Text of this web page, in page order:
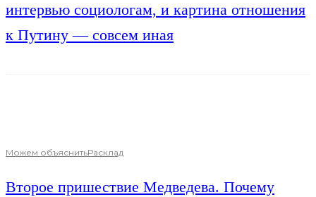
интервью социологам, и картина отношения
к Путину — совсем иная
Можем объяснитьРасклад
Второе пришествие Медведева. Почему